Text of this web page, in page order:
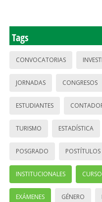
Tags
CONVOCATORIAS
JORNADAS CONGRESOS
ESTUDIANTES
TURISMO ESTADÍSTICA
POSGRADO POSTÍTULOS
INSTITUCIONALES
EXÁMENES GÉNERO